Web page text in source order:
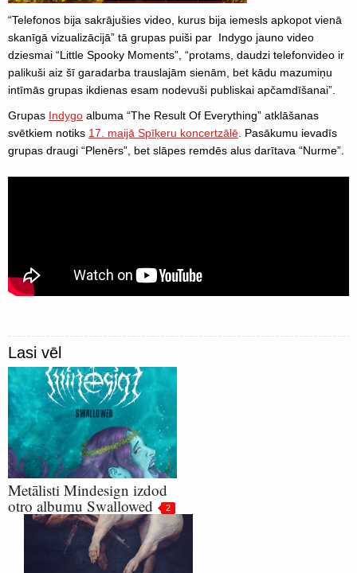
“Telefonos bija sakrājušies video, kurus bija iemesls apkopot vienā
skanīgā vizualizācijā” tā grupas puiši par Indygo jauno video
dziesmai “Little Spooky Moments”, “protams, daudzi telefonvideo ir
palikuši aiz šī garadarba trauslajām sienām, bet kādu mazumiņu
intīmās grupas ikdienas esam nodevuši publiskai apčamdīšanai”.
Grupas Indygo albuma “The Result Of Everything” atklāšanas
svētkiem notiks 17. maijā Spīķeru koncertzālē . Pasākumu ievadīs
grupas draugi “Plenērs”, bet slāpes remdēs alus darītava “Nurme”.
Lasi vēl
Metālisti Mindesign izdod
otro albumu Swallowed
2